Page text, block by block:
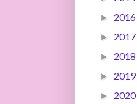
► 2016
► 2017
► 2018
► 2019
► 2020